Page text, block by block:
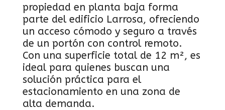
propiedad en planta baja forma
parte del edificio Larrosa, ofreciendo
un acceso cómodo y seguro a través
de un portón con control remoto.
Con una superficie total de 12 m², es
ideal para quienes buscan una
solución práctica para el
estacionamiento en una zona de
alta demanda.